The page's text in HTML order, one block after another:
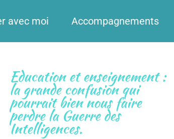
avec moi Accompagnements
Education et enseignement :
la grande confusion qui
pourrait bien nous faire
perdre la Guerre des
Intelligences.